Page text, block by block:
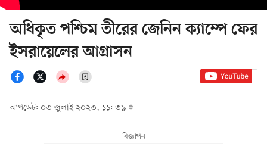
অধিকৃত পশ্চিম তীরের জেনিন ক্যাম্পে ফের
ইসরায়েলের আগ্রাসন
আপডেট: ০৩ জুলাই ২০২৩, ১১: ৩৯